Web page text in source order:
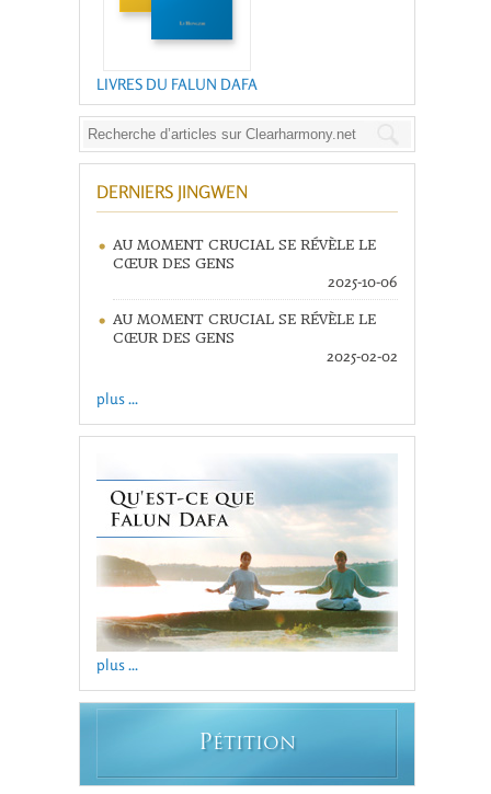
LIVRES DU FALUN DAFA
DERNIERS JINGWEN
AU MOMENT CRUCIAL SE RÉVÈLE LE
CŒUR DES GENS
2025-10-06
AU MOMENT CRUCIAL SE RÉVÈLE LE
CŒUR DES GENS
2025-02-02
plus ...
plus ...
PÉTITION